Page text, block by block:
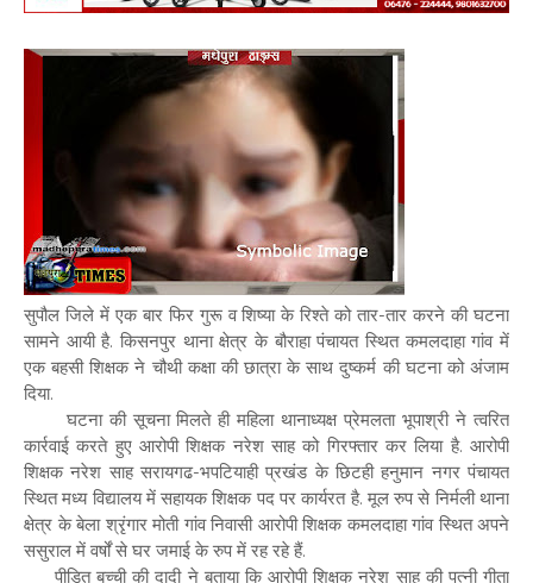
सुपौल जिले में एक बार फिर गुरू व शिष्या के रिश्ते को तार-तार करने की घटना
सामने आयी है. किसनपुर थाना क्षेत्र के बौराहा पंचायत स्थित कमलदाहा गांव में
एक बहसी शिक्षक ने चौथी कक्षा की छात्रा के साथ दुष्कर्म की घटना को अंजाम
दिया.
घटना की सूचना मिलते ही महिला थानाध्यक्ष प्रेमलता भूपाश्री ने त्वरित
कार्रवाई करते हुए आरोपी शिक्षक नरेश साह को गिरफ्तार कर लिया है. आरोपी
शिक्षक नरेश साह सरायगढ-भपटियाही प्रखंड के छिटही हनुमान नगर पंचायत
स्थित मध्य विद्यालय में सहायक शिक्षक पद पर कार्यरत है. मूल रुप से निर्मली थाना
क्षेत्र के बेला श्रृंगार मोती गांव निवासी आरोपी शिक्षक कमलदाहा गांव स्थित अपने
ससुराल में वर्षों से घर जमाई के रुप में रह रहे हैं.
पीड़ित बच्ची की दादी ने बताया कि आरोपी शिक्षक नरेश साह की पत्नी गीता